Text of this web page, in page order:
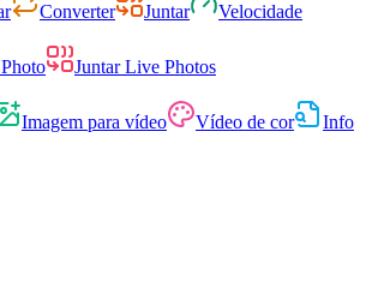
Converter Juntar
Velocidade
Juntar Live Photos
Imagem para vídeo Vídeo de cor
Info